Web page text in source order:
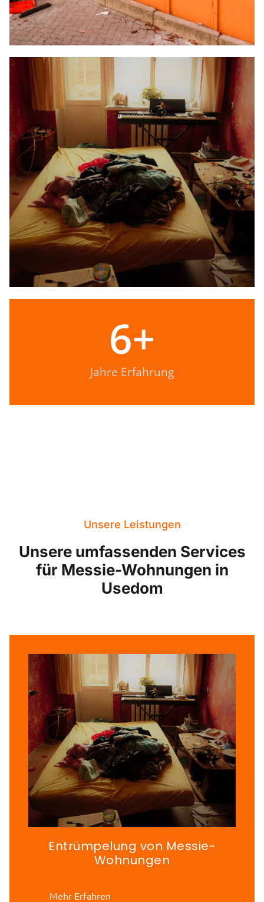
Jahre Erfahrung
6+
Unsere Leistungen
Unsere umfassenden Services
für Messie-Wohnungen in
Usedom
Entrümpelung von Messie-
Wohnungen
Mehr Erfahren